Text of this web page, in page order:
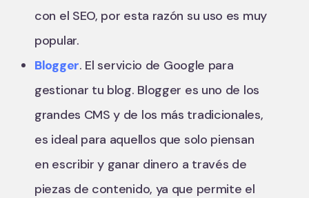
con el SEO, por esta razón su uso es muy
popular.
Blogger. El servicio de Google para
gestionar tu blog. Blogger es uno de los
grandes CMS y de los más tradicionales,
es ideal para aquellos que solo piensan
en escribir y ganar dinero a través de
piezas de contenido, ya que permite el